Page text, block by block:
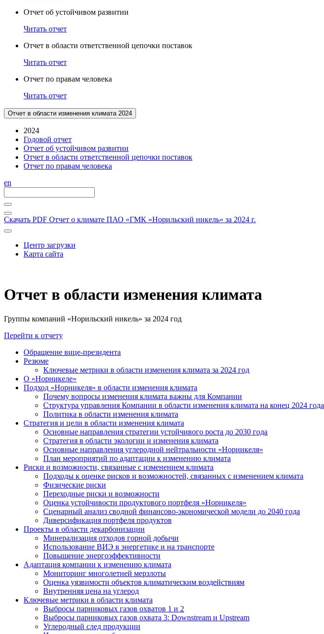
Отчет об устойчивом развитии
Читать отчет
Отчет в области ответственной цепочки поставок
Читать отчет
Отчет по правам человека
Читать отчет
Отчет в области изменения климата 2024
2024
Годовой отчет
Отчет об устойчивом развитии
Отчет в области ответственной цепочки поставок
Отчет по правам человека
en
Скачать PDF Отчет о климате ПАО «ГМК «Норильский никель» за 2024 г.
Центр загрузки
Карта сайта
Отчет в области изменения климата
Группы компаний «Норильский никель» за 2024 год
Перейти к отчету
Обращение вице-президента
Резюме
Ключевые метрики в области изменения климата за 2024 год
О «Норникеле»
Подход «Норникеля» в области изменения климата
Почему вопросы изменения климата важны для Компании
Структура управления Компании в области изменения климата на конец 2024 года
Политика в области изменения климата
Стратегия и цели в области изменения климата
Основные направления стратегии устойчивого роста до 2030 года
Стратегия в области экологии и изменения климата
Основные направления углеродной нейтральности «Норникеля»
План мероприятий по адаптации к изменению климата
Риски и возможности, связанные с изменением климата
Подходы к оценке рисков и возможностей, связанных с изменением климата
Физические риски
Переходные риски и возможности
Оценка устойчивости продуктового портфеля «Норникеля»
Сценарный анализ сводной финансово-экономической модели до 2040 года
Диверсификация портфеля продуктов
Проекты в области декарбонизации
Минерализация отходов горной добычи
Использование ВИЭ в энергетике и на транспорте
Повышение энергоэффективности
Адаптация компании к изменению климата
Мониторинг многолетней мерзлоты
Оценка уязвимости объектов климатическим воздействиям
Внутренняя цена на углерод
Ключевые метрики в области климата
Выбросы парниковых газов охватов 1 и 2
Выбросы парниковых газов охвата 3: Downstream и Upstream
Углеродный след продукции